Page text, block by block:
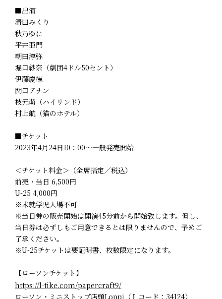
■出演
清田みくり
秋乃ゆに
平井亜門
朝田淳弥
堀口紗奈（劇団4ドル50セント）
伊藤慶徳
関口アナン
枝元萌（ハイリンド）
村上航（猫のホテル）
■チケット
2023年4月24日10：00～一般発売開始
＜チケット料金＞（全席指定／税込）
前売・当日 6,500円
U-25 4,000円
※未就学児入場不可
※当⽇券の販売開始は開演45分前から開始致します。但し、
当⽇券は必ずしもご⽤意できるとは限りませんので、予めご
了承ください。
※U-25チケットは要証明書、枚数限定になります。
【ローソンチケット】
https://l-tike.com/papercraft9/
ローソン・ミニストップ店頭Loppi（Ｌコード：34124）